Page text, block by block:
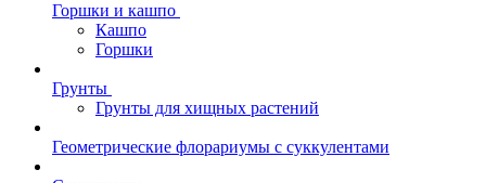
Горшки и кашпо
Кашпо
Горшки
Грунты
Грунты для хищных растений
Геометрические флорариумы с суккулентами